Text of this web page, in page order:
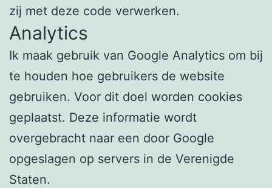
zij met deze code verwerken.
Analytics
Ik maak gebruik van Google Analytics om bij
te houden hoe gebruikers de website
gebruiken. Voor dit doel worden cookies
geplaatst. Deze informatie wordt
overgebracht naar een door Google
opgeslagen op servers in de Verenigde
Staten.